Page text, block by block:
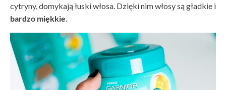
cytryny, domykają łuski włosa. Dzięki nim włosy są gładkie i
bardzo miękkie